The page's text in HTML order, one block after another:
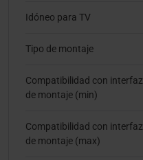
Idóneo para TV
Tipo de montaje
Compatibilidad con interfaz
de montaje (min)
Compatibilidad con interfaz
de montaje (max)